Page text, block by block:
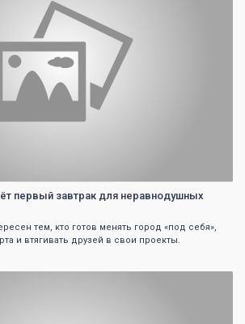
первый завтрак для неравнодушных
тем, кто готов менять город «под себя»,
и втягивать друзей в свои проекты.